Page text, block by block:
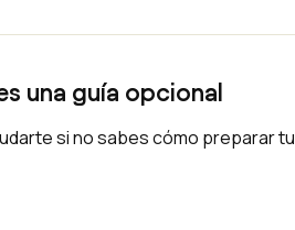
una guía opcional
si no sabes cómo preparar tu